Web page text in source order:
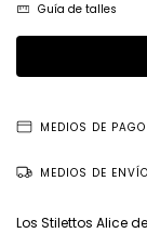
Guía de talles
MEDIOS DE PAGO
MEDIOS DE ENVÍO
Los Stilettos Alice